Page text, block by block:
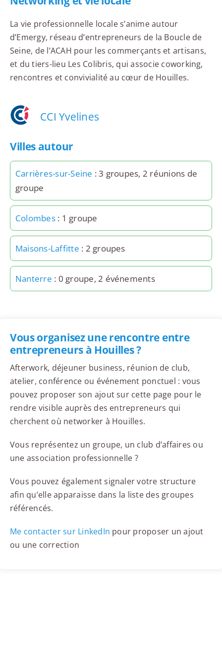
La vie professionnelle locale s’anime autour
d’Emergy, réseau d’entrepreneurs de la Boucle de
Seine, de l’ACAH pour les commerçants et artisans,
et du tiers-lieu Les Colibris, qui associe coworking,
rencontres et convivialité au cœur de Houilles.
CCI Yvelines
Villes autour
Carrières-sur-Seine : 3 groupes, 2 réunions de
groupe
Colombes: 1 groupe
Maisons-Laffitte : 2 groupes
Nanterre : 0 groupe, 2 événements
Vous organisez une rencontre entre
entrepreneurs à Houilles ?
Afterwork, déjeuner business, réunion de club,
atelier, conférence ou événement ponctuel : vous
pouvez proposer son ajout sur cette page pour le
rendre visible auprès des entrepreneurs qui
cherchent où networker à Houilles.
Vous représentez un groupe, un club d’affaires ou
une association professionnelle ?
Vous pouvez également signaler votre structure
afin qu’elle apparaisse dans la liste des groupes
référencés.
Me contacter sur LinkedIn pour proposer un ajout
ou une correction